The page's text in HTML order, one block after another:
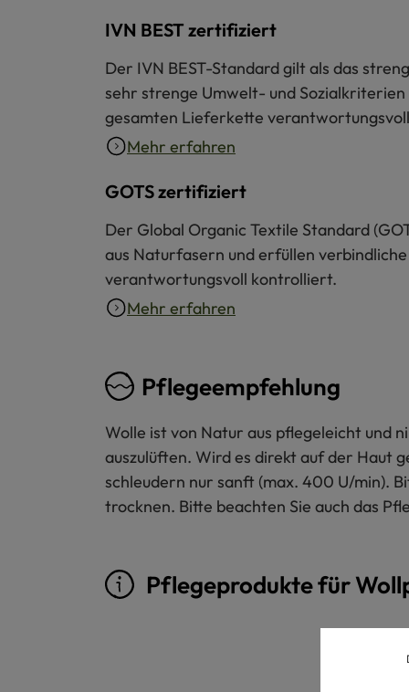
IVN BEST zertifiziert
Der IVN BEST-Standard gilt als das
sehr strenge Umwelt- und
gesamten Lieferkette
Mehr erfahren
GOTS zertifiziert
Der Global Organic Textile Standard
aus Naturfasern und erfüllen
verantwortungsvoll kontrolliert.
Mehr erfahren
Pflegeempfehlung
Wolle ist von Natur aus pflegeleicht und
auszulüften. Wird es direkt auf der Haut
schleudern nur sanft (max. 400 U/min).
trocknen. Bitte beachten Sie auch das
Pflegeprodukte für